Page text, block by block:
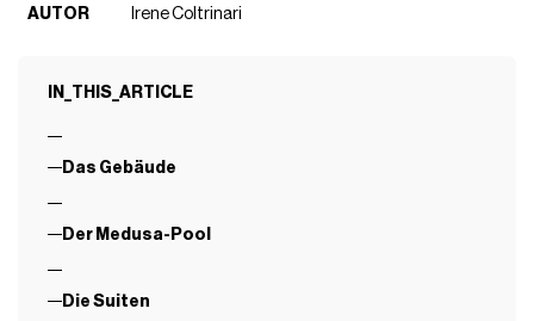
AUTOR
Irene Coltrinari
IN_THIS_ARTICLE
Das Gebäude
Der Medusa-Pool
Die Suiten